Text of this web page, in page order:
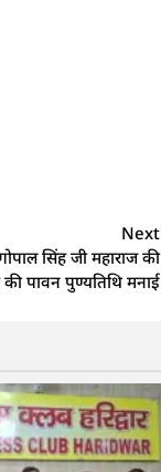
Next
सिंह जी महाराज की
पावन पुण्यतिथि मनाई